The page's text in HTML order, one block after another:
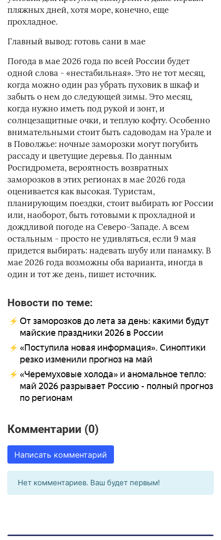
пляжных дней, хотя море, конечно, еще
прохладное.
Главный вывод: готовь сани в мае
Погода в мае 2026 года по всей России будет
одной слова - «нестабильная». Это не тот месяц,
когда можно один раз убрать пуховик в шкаф и
забыть о нем до следующей зимы. Это месяц,
когда нужно иметь под рукой и зонт, и
солнцезащитные очки, и теплую кофту. Особенно
внимательными стоит быть садоводам на Урале и
в Поволжье: ночные заморозки могут погубить
рассаду и цветущие деревья. По данным
Росгидромета, вероятность возвратных
заморозков в этих регионах в мае 2026 года
оценивается как высокая. Туристам,
планирующим поездки, стоит выбирать юг России
или, наоборот, быть готовыми к прохладной и
дождливой погоде на Северо-Западе. А всем
остальным - просто не удивляться, если 9 мая
придется выбирать: надевать шубу или панамку. В
мае 2026 года возможны оба варианта, иногда в
один и тот же день, пишет источник.
Новости по теме:
От заморозков до лета за день: какими будут
майские праздники 2026 в России
«Поступила новая информация». Синоптики
резко изменили прогноз на май
«Черемуховые холода» и аномальное тепло:
май 2026 разрывает Россию - полный прогноз
по регионам
Комментарии (0)
Написать комментарий
Нет комментариев. Ваш будет первым!